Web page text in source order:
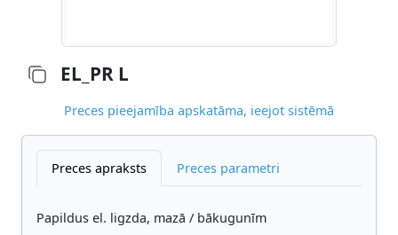
EL_PR L
Preces pieejamība apskatāma, ieejot sistēmā
Preces apraksts Preces parametri
Papildus el. ligzda, mazā / bākugunīm